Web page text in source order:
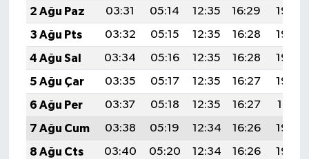
2 Ağu Paz
03:31 05:14 12:35 16:29
19:46
3 Ağu Pts
03:32 05:15 12:35 16:28
19:45
4 Ağu Sal
03:34 05:16 12:35 16:28
19:44
5 Ağu Çar
03:35 05:17 12:35 16:27
19:43
6 Ağu Per
03:37 05:18 12:35 16:27
19:41
7 Ağu Cum
03:38 05:19 12:34 16:26
19:40
8 Ağu Cts
03:40 05:20 12:34 16:26
19:39
Sağlık
SİYASET
SPOR HABERLERİ
TEKNOLOJİ